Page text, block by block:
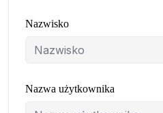
Nazwisko
Nazwa użytkownika